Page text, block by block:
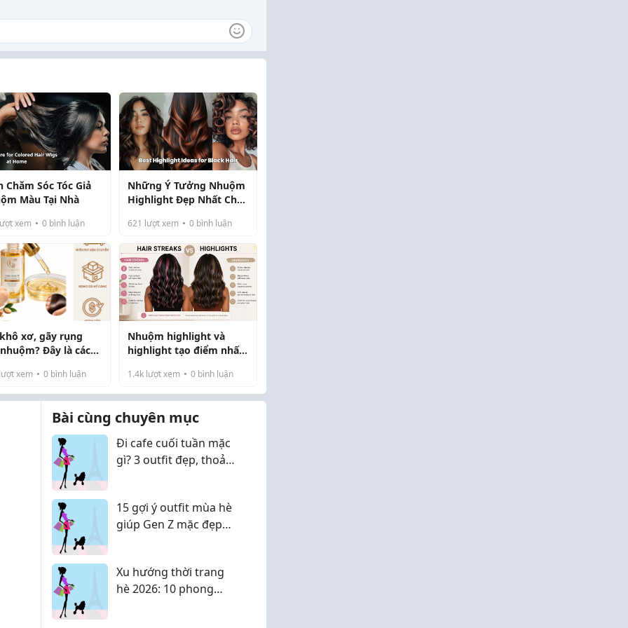
Chăm Sóc Tóc Giả
Màu Tại Nhà
xem 0 bình luận
Những Ý Tưởng Nhuộm
Highlight Đẹp Nhất Cho
621 lượt xem 0bình luận
xơ, gãy rụng
Đây là cách
lượt xem 0 bình luận
Nhuộm highlight và
highlight tạo điểm nhấn:
1.4klượt xem 0bình luận
Bài cùng chuyên mục
Đi cafe cuối tuần mặc
gì? 3 outfit đẹp, thoải
15 gợi ý outfit mùa hè
giúp Gen Z mặc đẹp
Xu hướng thời trang
hè 2026: 10 phong